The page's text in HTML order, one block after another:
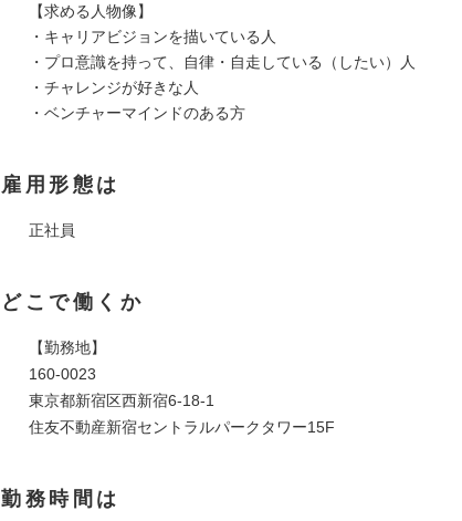
【求める人物像】
・キャリアビジョンを描いている人
・プロ意識を持って、自律・自走している（したい）人
・チャレンジが好きな人
・ベンチャーマインドのある方
雇用形態は
正社員
どこで働くか
【勤務地】
160-0023
東京都新宿区西新宿6-18-1
住友不動産新宿セントラルパークタワー15F
勤務時間は